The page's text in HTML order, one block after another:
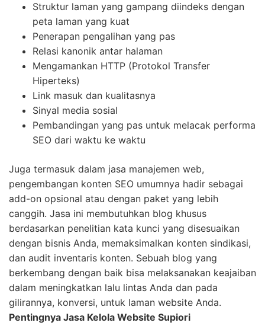
Struktur laman yang gampang diindeks dengan
peta laman yang kuat
Penerapan pengalihan yang pas
Relasi kanonik antar halaman
Mengamankan HTTP (Protokol Transfer
Hiperteks)
Link masuk dan kualitasnya
Sinyal media sosial
Pembandingan yang pas untuk melacak performa
SEO dari waktu ke waktu
Juga termasuk dalam jasa manajemen web,
pengembangan konten SEO umumnya hadir sebagai
add-on opsional atau dengan paket yang lebih
canggih. Jasa ini membutuhkan blog khusus
berdasarkan penelitian kata kunci yang disesuaikan
dengan bisnis Anda, memaksimalkan konten sindikasi,
dan audit inventaris konten. Sebuah blog yang
berkembang dengan baik bisa melaksanakan keajaiban
dalam meningkatkan lalu lintas Anda dan pada
gilirannya, konversi, untuk laman website Anda.
Pentingnya Jasa Kelola Website Supiori